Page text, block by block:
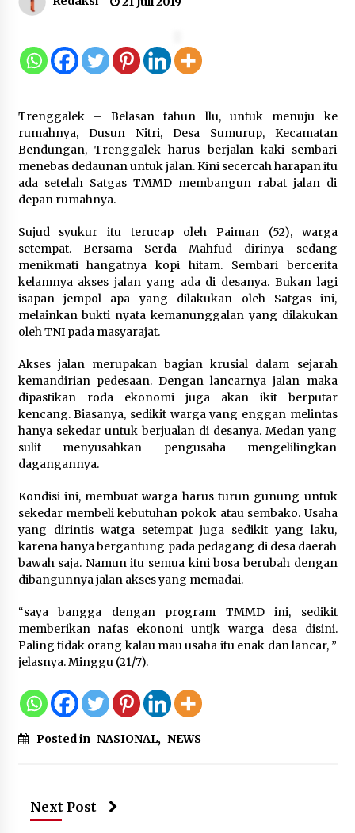
dengan Nuansa Kebersamaan
7 Agustus 2026
Pemanfaatan Limbah Galon Bekas,
Lapas Banjar Tanam 200 Pohon
Cabai Dukung Program Ketahanan
Pangan
Tagihan Air Tanpa Pemakaian,
Terungkap Ada Transisi Panjang
Pengelolaan , Perumdam TKR
Didesak Transparan
7 Agustus 2026
Sarana PAUD Diperkuat, Tangsel
Dorong Angka Partisipasi Sekolah
Terus Meningkat
7 Agustus 2026
Kelompok 83 Laksanakan
Pendampingan Pembuatan Spanduk
Sebagai Upaya Memperkuat
Pemasaran UMKM di Desa Cempaka
6 Agustus 2026
Kelas I Tangerang Gelar Cek
Kesehatan Gratis dan Skrining TB
Lanjutan
6 Agustus 2026
Kemenkum Malut Dorong
Perlindungan Hak Cipta Musik di Era
Digital, Sosialisasikan Pencatatan
Trenggalek – Belasan tahun llu, untuk menuju ke
rumahnya, Dusun Nitri, Desa Sumurup, Kecamatan
Bendungan, Trenggalek harus berjalan kaki sembari
menebas dedaunan untuk jalan. Kini secercah harapan itu
ada setelah Satgas TMMD membangun rabat jalan di
depan rumahnya.
Sujud syukur itu terucap oleh Paiman (52), warga
setempat. Bersama Serda Mahfud dirinya sedang
menikmati hangatnya kopi hitam. Sembari bercerita
kelamnya akses jalan yang ada di desanya. Bukan lagi
isapan jempol apa yang dilakukan oleh Satgas ini,
melainkan bukti nyata kemanunggalan yang dilakukan
oleh TNI pada masyarajat.
Akses jalan merupakan bagian krusial dalam sejarah
kemandirian pedesaan. Dengan lancarnya jalan maka
dipastikan roda ekonomi juga akan ikit berputar
kencang. Biasanya, sedikit warga yang enggan melintas
hanya sekedar untuk berjualan di desanya. Medan yang
sulit menyusahkan pengusaha mengelilingkan
dagangannya.
Kondisi ini, membuat warga harus turun gunung untuk
sekedar membeli kebutuhan pokok atau sembako. Usaha
yang dirintis watga setempat juga sedikit yang laku,
karena hanya bergantung pada pedagang di desa daerah
bawah saja. Namun itu semua kini bosa berubah dengan
dibangunnya jalan akses yang memadai.
“saya bangga dengan program TMMD ini, sedikit
memberikan nafas ekononi untjk warga desa disini.
Paling tidak orang kalau mau usaha itu enak dan lancar, ”
jelasnya. Minggu (21/7).
Posted in NASIONAL, NEWS
Next Post